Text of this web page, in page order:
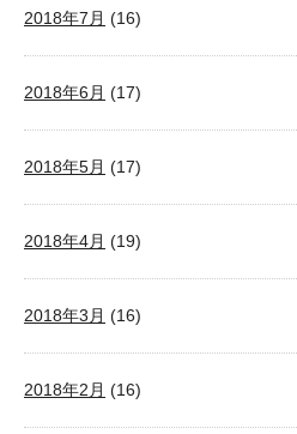
2018年7月 (16)
2018年6月 (17)
2018年5月 (17)
2018年4月 (19)
2018年3月 (16)
2018年2月 (16)